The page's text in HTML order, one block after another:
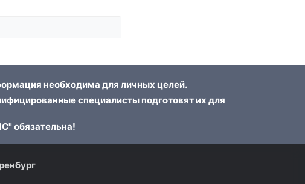
необходима для личных целей.
специалисты подготовят их для
обязательна!